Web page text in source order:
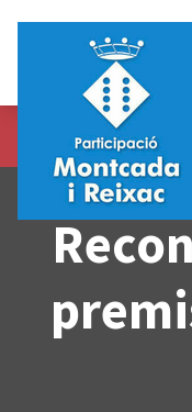
ALTRES PROCESSOS
Reconeixement i